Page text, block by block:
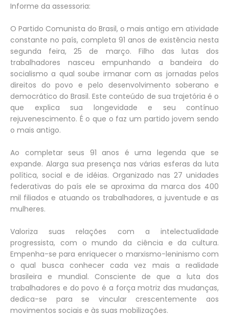
Informe da assessoria:
O Partido Comunista do Brasil, o mais antigo em atividade
constante no país, completa 91 anos de existência nesta
segunda feira, 25 de março. Filho das lutas dos
trabalhadores nasceu empunhando a bandeira do
socialismo a qual soube irmanar com as jornadas pelos
direitos do povo e pelo desenvolvimento soberano e
democrático do Brasil. Este conteúdo de sua trajetória é o
que explica sua longevidade e seu contínuo
rejuvenescimento. É o que o faz um partido jovem sendo
o mais antigo.
Ao completar seus 91 anos é uma legenda que se
expande. Alarga sua presença nas várias esferas da luta
política, social e de idéias. Organizado nas 27 unidades
federativas do país ele se aproxima da marca dos 400
mil filiados e atuando os trabalhadores, a juventude e as
mulheres.
Valoriza suas relações com a intelectualidade
progressista, com o mundo da ciência e da cultura.
Empenha-se para enriquecer o marxismo-leninismo com
o qual busca conhecer cada vez mais a realidade
brasileira e mundial. Consciente de que a luta dos
trabalhadores e do povo é a força motriz das mudanças,
dedica-se para se vincular crescentemente aos
movimentos sociais e às suas mobilizações.